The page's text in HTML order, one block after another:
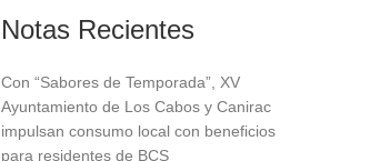
Notas Recientes
Con “Sabores de Temporada”, XV
Ayuntamiento de Los Cabos y Canirac
impulsan consumo local con beneficios
para residentes de BCS